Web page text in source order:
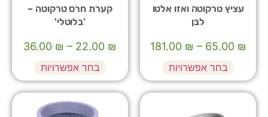
עציץ טרקוטה ואזו אלטו
לבן
₪
65.00
–
₪
181.00
בחר אפשרויות
קערת חרס טרקוטה –
'בלוטלי'
₪
–
₪
בחר אפשרויות